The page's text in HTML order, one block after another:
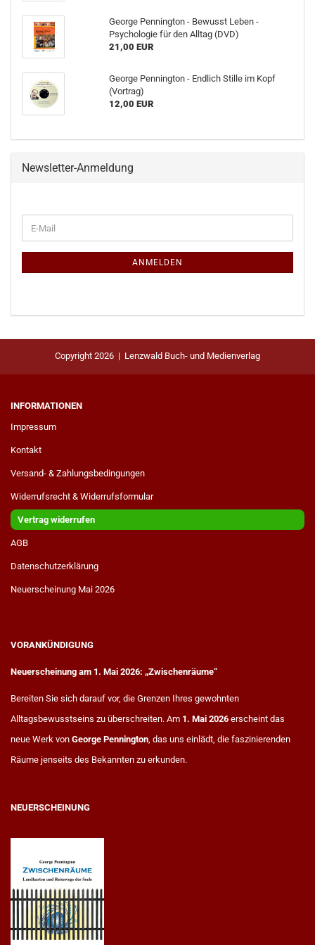
George Pennington - Bewusst Leben -
Psychologie für den Alltag (DVD)
21,00 EUR
George Pennington - Endlich Stille im Kopf
(Vortrag)
12,00 EUR
Newsletter-Anmeldung
ANMELDEN
Copyright 2026 | Lenzwald Buch- und Medienverlag
INFORMATIONEN
Impressum
Kontakt
Versand- & Zahlungsbedingungen
Widerrufsrecht & Widerrufsformular
Vertrag widerrufen
AGB
Datenschutzerklärung
Neuerscheinung Mai 2026
VORANKÜNDIGUNG
Neuerscheinung am 1. Mai 2026: „Zwischenräume“
Bereiten Sie sich darauf vor, die Grenzen Ihres gewohnten
Alltagsbewusstseins zu überschreiten. Am 1. Mai 2026 erscheint das
neue Werk von George Pennington, das uns einlädt, die faszinierenden
Räume jenseits des Bekannten zu erkunden.
NEUERSCHEINUNG